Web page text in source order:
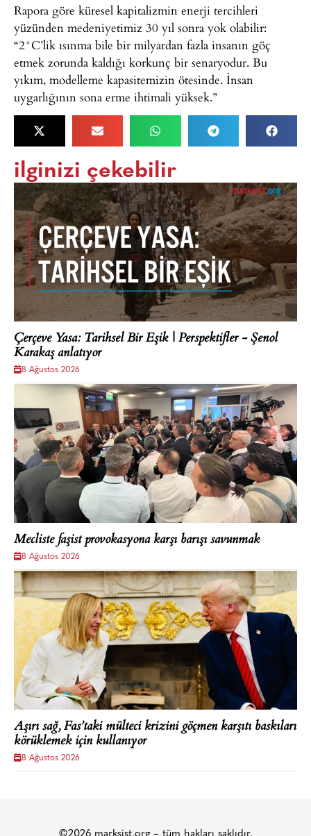
Rapora göre küresel kapitalizmin enerji tercihleri
yüzünden medeniyetimiz 30 yıl sonra yok olabilir:
“2°C’lik ısınma bile bir milyardan fazla insanın göç
etmek zorunda kaldığı korkunç bir senaryodur. Bu
yıkım, modelleme kapasitemizin ötesinde. İnsan
uygarlığının sona erme ihtimali yüksek.”
ilginizi çekebilir
Çerçeve Yasa: Tarihsel Bir Eşik | Perspektifler - Şenol
Karakaş anlatıyor
8 Ağustos 2026
Mecliste faşist provokasyona karşı barışı savunmak
8 Ağustos 2026
Aşırı sağ, Fas’taki mülteci krizini göçmen karşıtı baskıları
körüklemek için kullanıyor
8 Ağustos 2026